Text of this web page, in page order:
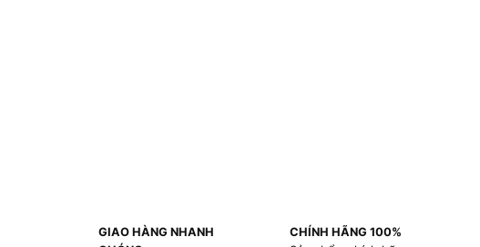
GIAO HÀNG NHANH
CHÍNH HÃNG 100%